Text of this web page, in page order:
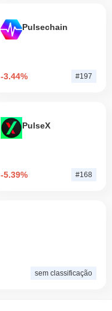
Pulsechain
-3.44% #197
PulseX
-5.39% #168
sem classificação